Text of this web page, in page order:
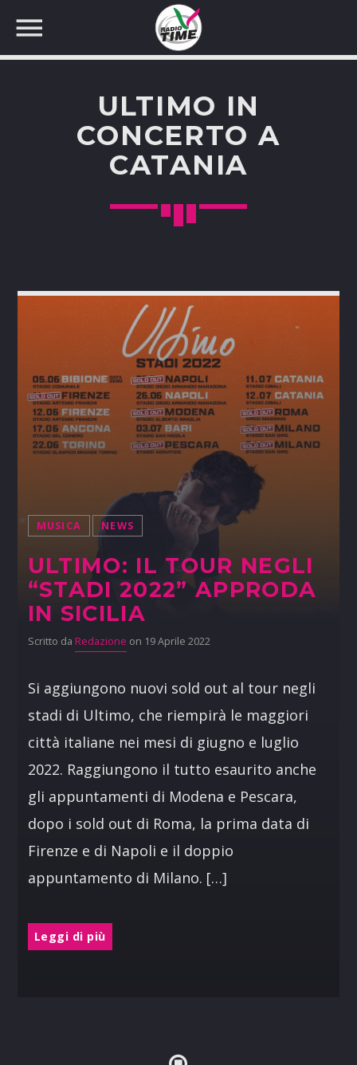
CERCA NEL SITO WEB:
ULTIMO IN
CONCERTO A
CATANIA
MUSICA NEWS
ULTIMO: IL TOUR NEGLI
“STADI 2022” APPRODA
IN SICILIA
Scritto da Redazione on 19 Aprile 2022
Si aggiungono nuovi sold out al tour negli
stadi di Ultimo, che riempirà le maggiori
città italiane nei mesi di giugno e luglio
2022. Raggiungono il tutto esaurito anche
gli appuntamenti di Modena e Pescara,
dopo i sold out di Roma, la prima data di
Firenze e di Napoli e il doppio
appuntamento di Milano. […]
Leggi di più